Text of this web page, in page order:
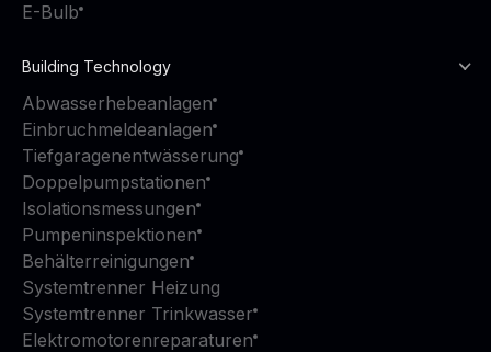
E-Bulb
Building Technology
Abwasserhebeanlagen
Einbruchmeldeanlagen
Tiefgaragenentwässerung
Doppelpumpstationen
Isolationsmessungen
Pumpeninspektionen
Behälterreinigungen
Systemtrenner Heizung
Systemtrenner Trinkwasser
Elektromotorenreparaturen